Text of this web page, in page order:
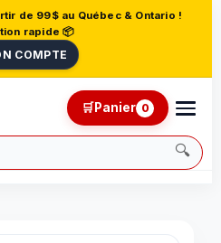
de 99$ au Québec & Ontario !
rapide 📦
COMPTE
🔍
🛒Panier 0